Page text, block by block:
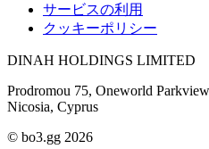
サービスの利用
クッキーポリシー
DINAH HOLDINGS LIMITED
Prodromou 75, Oneworld
Nicosia, Cyprus
© bo3.gg 2026